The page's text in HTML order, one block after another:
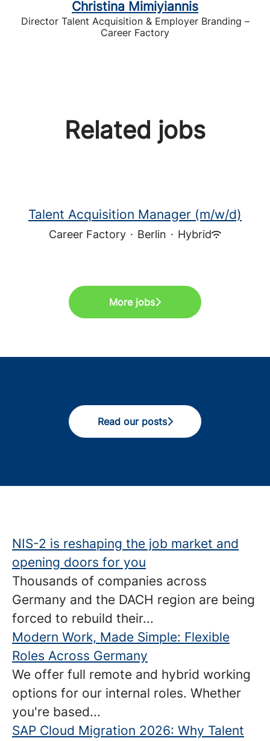
Christina Mimiyiannis
Director Talent Acquisition & Employer Branding –
Career Factory
Related jobs
Talent Acquisition Manager (m/w/d)
Career Factory · Berlin · Hybrid
More jobs
Read our posts
NIS-2 is reshaping the job market and
opening doors for you
Thousands of companies across
Germany and the DACH region are being
forced to rebuild their...
Modern Work, Made Simple: Flexible
Roles Across Germany
We offer full remote and hybrid working
options for our internal roles. Whether
you're based...
SAP Cloud Migration 2026: Why Talent